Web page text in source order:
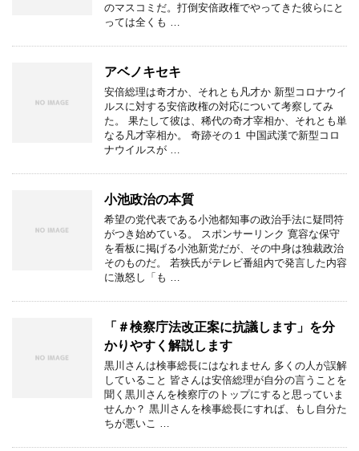
のマスコミだ。打倒安倍政権でやってきた彼らにと
っては全くも …
アベノキセキ
安倍総理は奇才か、それとも凡才か 新型コロナウイ
ルスに対する安倍政権の対応について考察してみ
た。 果たして彼は、稀代の奇才宰相か、それとも単
なる凡才宰相か。 奇跡その１ 中国武漢で新型コロ
ナウイルスが …
小池政治の本質
希望の党代表である小池都知事の政治手法に疑問符
がつき始めている。 スポンサーリンク 寛容な保守
を看板に掲げる小池新党だが、その中身は独裁政治
そのものだ。 若狭氏がテレビ番組内で発言した内容
に激怒し「も …
「＃検察庁法改正案に抗議します」を分
かりやすく解説します
黒川さんは検事総長にはなれません 多くの人が誤解
していること 皆さんは安倍総理が自分の言うことを
聞く黒川さんを検察庁のトップにすると思っていま
せんか？ 黒川さんを検事総長にすれば、もし自分た
ちが悪いこ …